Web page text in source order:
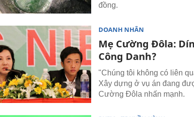
đồng.
DOANH NHÂN
Mẹ Cường Đôla:
Công Danh?
"Chúng tôi không có liên
Xây dựng ở vụ án đang
Cường Đôla nhấn mạnh.